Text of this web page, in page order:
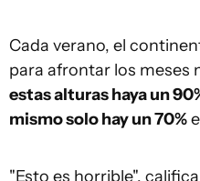
Cada verano, el
para afrontar los meses
estas alturas haya un
mismo solo hay un 70%
"Esto es horrible",